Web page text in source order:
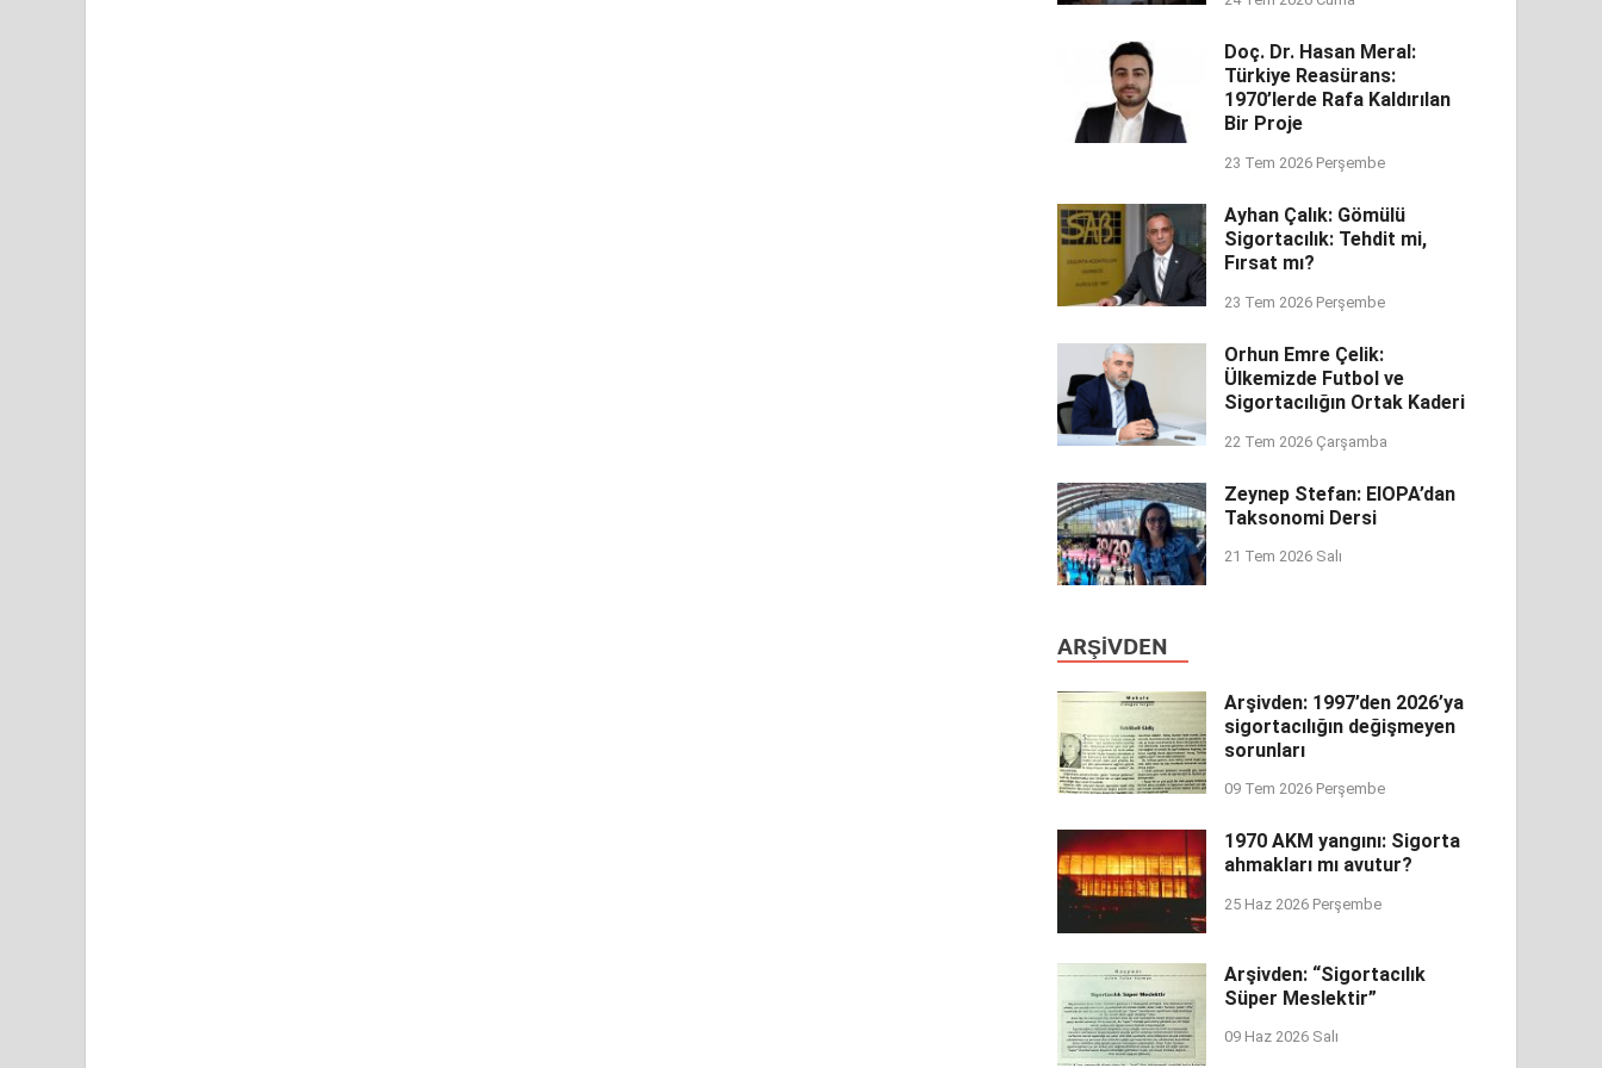
Doç. Dr. Hasan Meral:
Türkiye Reasürans:
1970’lerde Rafa Kaldırılan
Bir Proje
23 Tem 2026 Perşembe
Ayhan Çalık: Gömülü
Sigortacılık: Tehdit mi,
Fırsat mı?
23 Tem 2026 Perşembe
Orhun Emre Çelik:
Ülkemizde Futbol ve
Sigortacılığın Ortak Kaderi
22 Tem 2026 Çarşamba
Zeynep Stefan: EIOPA’dan
Taksonomi Dersi
21 Tem 2026 Salı
ARŞIVDEN
Arşivden: 1997’den 2026’ya
sigortacılığın değişmeyen
sorunları
09 Tem 2026 Perşembe
1970 AKM yangını: Sigorta
ahmakları mı avutur?
25 Haz 2026 Perşembe
Arşivden: “Sigortacılık
Süper Meslektir”
09 Haz 2026 Salı